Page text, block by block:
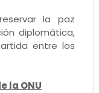
la paz
diplomática,
entre los
la ONU